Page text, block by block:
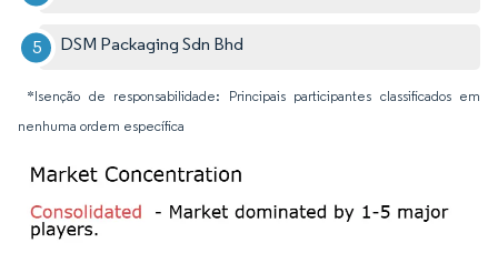
DSM Packaging Sdn Bhd
*Isenção de responsabilidade: Principais participantes classificados em
nenhuma ordem específica